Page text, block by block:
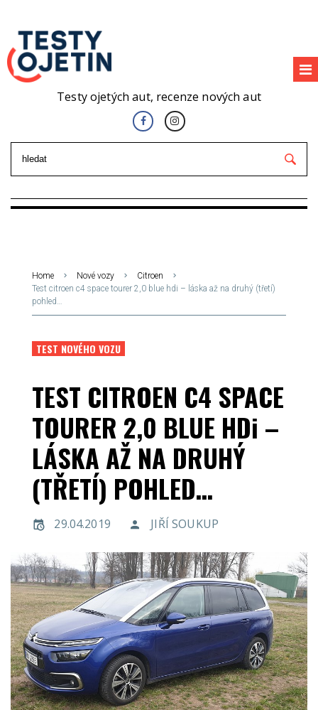
Testy ojetých aut, recenze nových aut
Home Nové vozy
Citroen
Test citroen c4 space tourer 2,0 blue hdi – láska až na druhý (třetí)
pohled…
TEST NOVÉHO VOZU
TEST CITROEN C4 SPACE
TOURER 2,0 BLUE HDi –
LÁSKA AŽ NA DRUHÝ
(TŘETÍ) POHLED…
29.04.2019 JIŘÍ SOUKUP